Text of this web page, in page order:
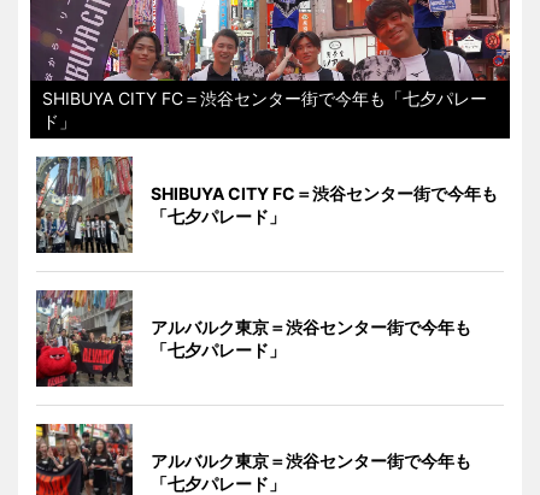
SHIBUYA CITY FC＝渋谷センター街で今年も「七夕パレー
ド」
SHIBUYA CITY FC＝渋谷センター街で今年も
「七夕パレード」
アルバルク東京＝渋谷センター街で今年も
「七夕パレード」
アルバルク東京＝渋谷センター街で今年も
「七夕パレード」